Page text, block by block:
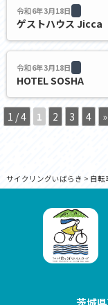
令和6年3月18日
ゲストハウス Jicca
令和6年3月18日
HOTEL SOSHA
1 / 4 1 2 3 4 »
サイクリングいばらき > 自転